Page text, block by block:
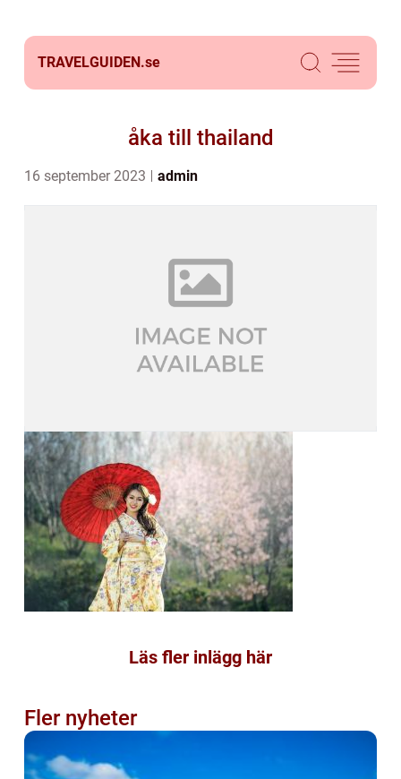
TRAVELGUIDEN.se
åka till thailand
16 september 2023 admin
Läs fler inlägg här
Fler nyheter